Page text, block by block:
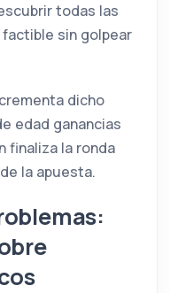
todas las
sin golpear
dicho
edad ganancias
finaliza la ronda
la apuesta.